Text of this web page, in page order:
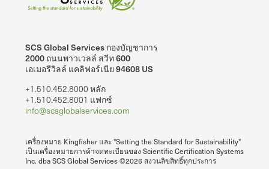
SCS Global Services กองบัญชาการ
2000 ถนนพาวเวลล์ สวีท 600
เอเมอรีวิลล์ แคลิฟอร์เนีย 94608 US
+1.510.452.8000 หลัก
+1.510.452.8001 แฟกซ์
info@scsglobalservices.com
เครื่องหมาย Kingfisher และ "Setting the Standard for Sustainability"
เป็นเครื่องหมายการค้าจดทะเบียนของ Scientific Certification Systems
Inc. dba SCS Global Services ©2026 สงวนลิขสิทธิ์ทุกประการ